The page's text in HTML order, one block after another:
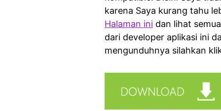
karena Saya kurang tahu
Halaman ini dan lihat
dari developer aplikasi ini
mengunduhnya silahkan